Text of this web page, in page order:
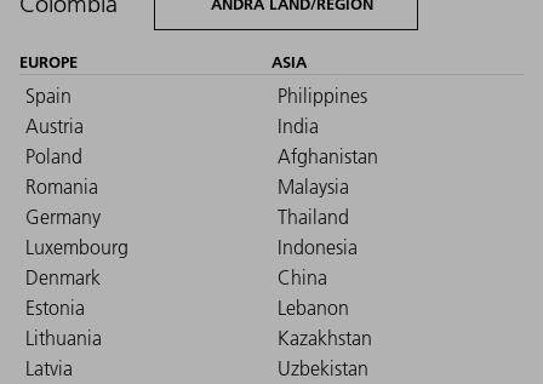
EUROPE
Spain
Austria
Poland
Romania
Germany
Luxembourg
Denmark
Estonia
Lithuania
Latvia
ASIA
Philippines
India
Afghanistan
Malaysia
Thailand
Indonesia
China
Lebanon
Kazakhstan
Uzbekistan